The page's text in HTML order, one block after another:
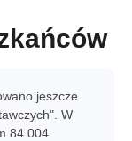
jeszcze
W
84 004